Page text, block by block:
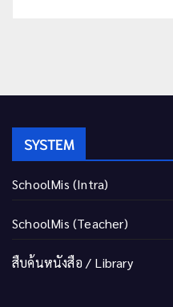
SYSTEM
SchoolMis (Intra)
SchoolMis (Teacher)
สืบค้นหนังสือ / Library